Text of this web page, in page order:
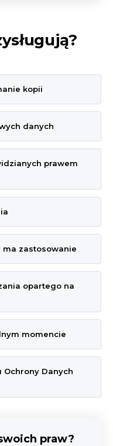
kopii
danych
prawem
ma zastosowanie
opartego na
momencie
Ochrony Danych
praw?